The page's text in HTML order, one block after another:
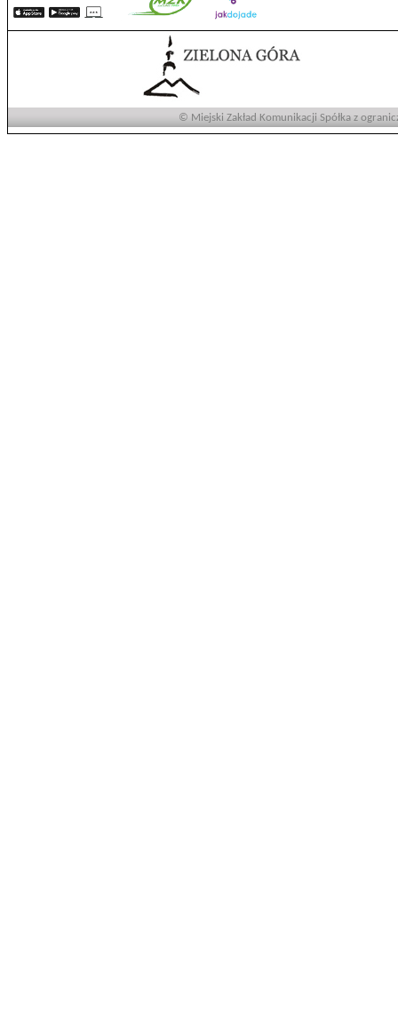
© Miejski Zakład Komunikacji Spółka z